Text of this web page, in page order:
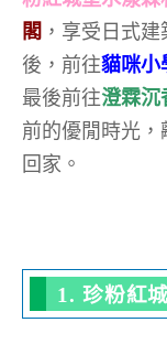
閣 ，享受日式
後，前往貓咪小
最後前往澄霖沉
前的優閒時光
回家。
1. 珍粉紅